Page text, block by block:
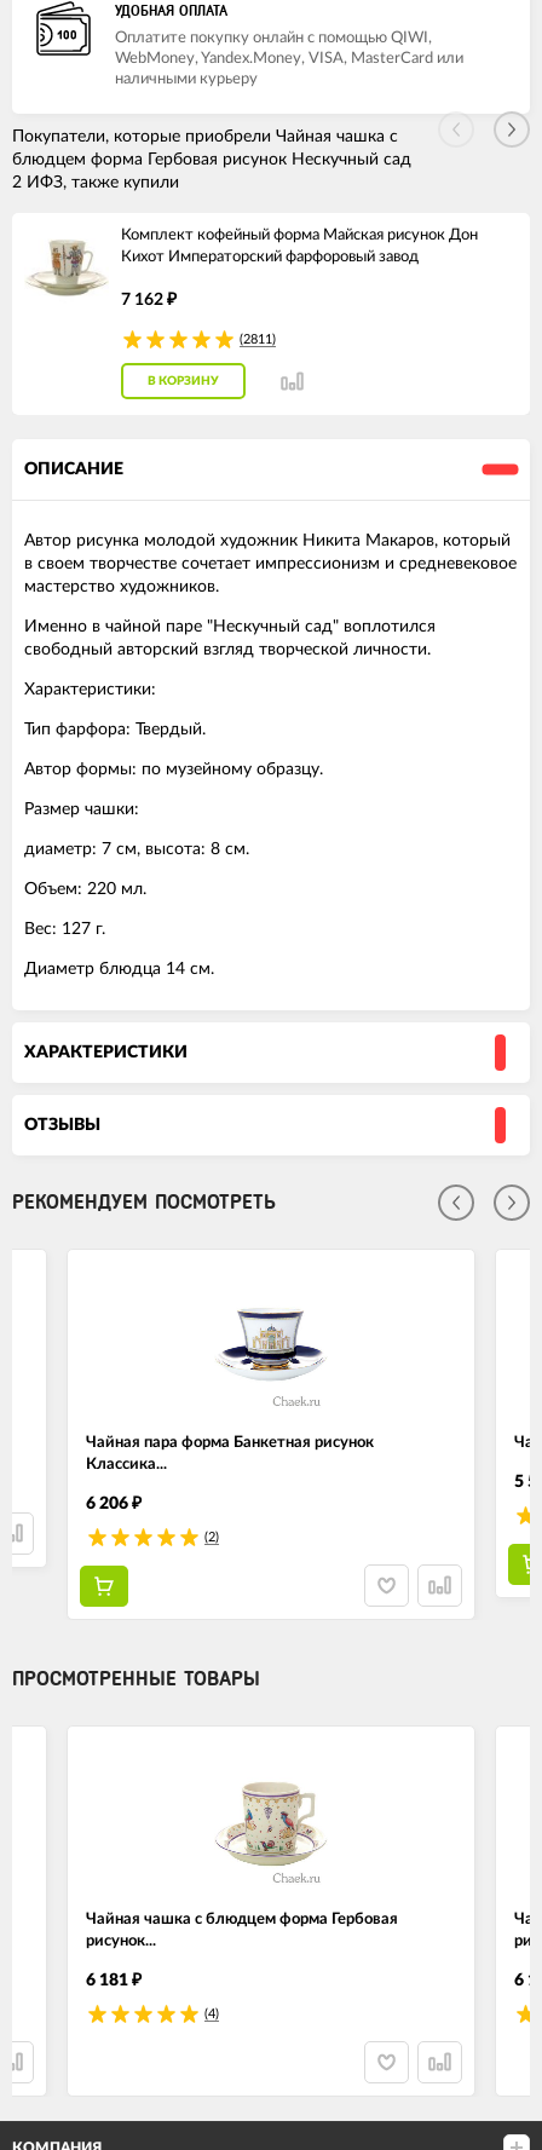
УДОБНАЯ ОПЛАТА
Оплатите покупку онлайн с помощью QIWI,
WebMoney, Yandex.Money, VISA, MasterCard или
наличными курьеру
Покупатели, которые приобрели Чайная чашка с
блюдцем форма Гербовая рисунок Нескучный сад
2 ИФЗ, также купили
Комплект кофейный форма Майская рисунок Дон
Кихот Императорский фарфоровый завод
7 162 ₽
(2811)
В КОРЗИНУ
ОПИСАНИЕ
Автор рисунка молодой художник Никита Макаров, который
в своем творчестве сочетает импрессионизм и средневековое
мастерство художников.
Именно в чайной паре "Нескучный сад" воплотился
свободный авторский взгляд творческой личности.
Характеристики:
Тип фарфора: Твердый.
Автор формы: по музейному образцу.
Размер чашки:
диаметр: 7 см, высота: 8 см.
Объем: 220 мл.
Вес: 127 г.
Диаметр блюдца 14 см.
ХАРАКТЕРИСТИКИ
ОТЗЫВЫ
РЕКОМЕНДУЕМ ПОСМОТРЕТЬ
Чайная пара форма Банкетная рисунок
Классика...
6 206 ₽
(2)
5
ПРОСМОТРЕННЫЕ ТОВАРЫ
Чайная чашка с блюдцем форма Гербовая
рисунок...
6 181 ₽
(4)
6